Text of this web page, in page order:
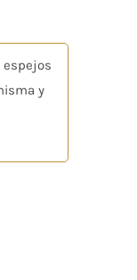
aumentar
o
volumen.
y